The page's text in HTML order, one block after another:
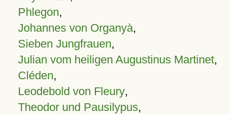
Phlegon,
Johannes von Organyà,
Sieben Jungfrauen,
Julian vom heiligen Augustinus Martinet,
Cléden,
Leodebold von Fleury,
Theodor und Pausilypus,